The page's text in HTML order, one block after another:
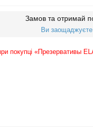
Замов та отримай
Ви
покупці «Презервативы